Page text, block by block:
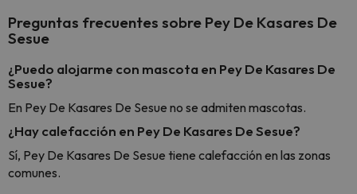
Preguntas frecuentes sobre Pey De Kasares De
Sesue
¿Puedo alojarme con mascota en Pey De Kasares De
Sesue?
En Pey De Kasares De Sesue no se admiten mascotas.
¿Hay calefacción en Pey De Kasares De Sesue?
Sí, Pey De Kasares De Sesue tiene calefacción en las zonas
comunes.